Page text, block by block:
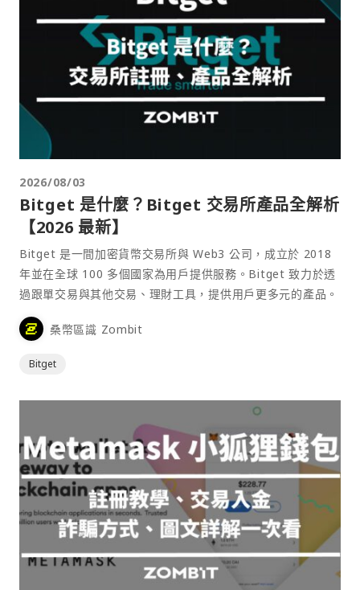
2026/08/03
Bitget 是什麼？Bitget 交易所產品全解析
【2026 最新】
Bitget 是一間加密貨幣交易所與 Web3 公司，成立於 2018
年並在全球 100 多個國家為用戶提供服務。Bitget 致力於透
過跟單交易與其他交易、理財工具，提供用戶更多元的產品。
桑幣區識 Zombit
Bitget